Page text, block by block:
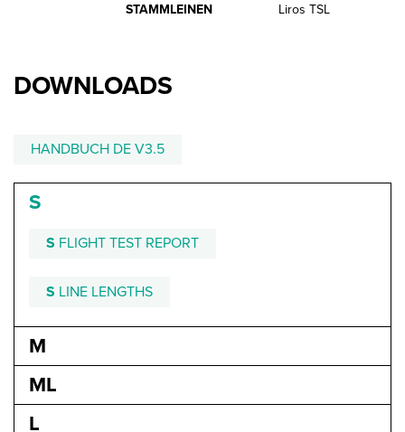
STAMMLEINEN
Liros TSL
DOWNLOADS
HANDBUCH DE V3.5
S
S FLIGHT TEST REPORT
S LINE LENGTHS
M
ML
L
PREVIOUS MODEL
PREVIOUS MODEL
PREVIOUS MODEL
PREVIOUS MODEL
PREVIOUS MODEL
PREVIOUS MODEL
PREVIOUS
PREVIOUS
PREVIOUS
PREVIOUS